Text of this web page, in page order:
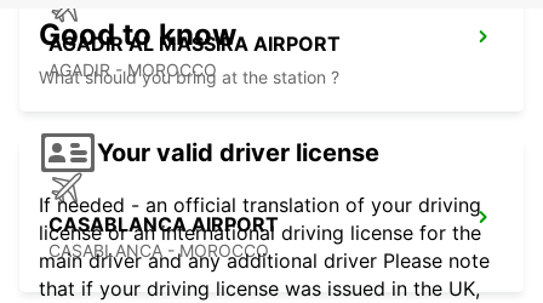
AGADIR AL MASSIRA AIRPORT
AGADIR - MOROCCO
CASABLANCA AIRPORT
CASABLANCA - MOROCCO
Good to know
What should you bring at the station ?
Your valid driver license
If needed - an official translation of your driving
license or an international driving license for the
main driver and any additional driver Please note
that if your driving license was issued in the UK,